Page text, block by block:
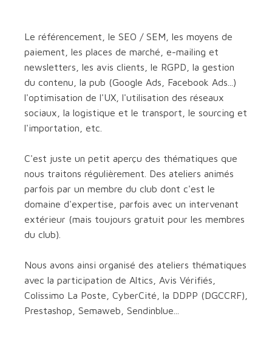
Le référencement, le SEO / SEM, les moyens de
paiement, les places de marché, e-mailing et
newsletters, les avis clients, le RGPD, la gestion
du contenu, la pub (Google Ads, Facebook Ads...)
l'optimisation de l'UX, l'utilisation des réseaux
sociaux, la logistique et le transport, le sourcing et
l'importation, etc.
C'est juste un petit aperçu des thématiques que
nous traitons régulièrement. Des ateliers animés
parfois par un membre du club dont c'est le
domaine d'expertise, parfois avec un intervenant
extérieur (mais toujours gratuit pour les membres
du club).
Nous avons ainsi organisé des ateliers thématiques
avec la participation de Altics, Avis Vérifiés,
Colissimo La Poste, CyberCité, la DDPP (DGCCRF),
Prestashop, Semaweb, Sendinblue...